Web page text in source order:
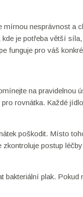
nesprávnost a
je potřeba větší
funguje pro váš
na pravidelnou
rovnátka. Každé
poškodit. Místo
postup
plak. Pokud